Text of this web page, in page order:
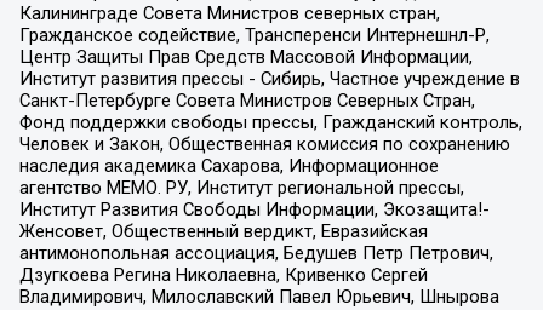
Калининграде Совета Министров северных стран,
Гражданское содействие, Трансперенси Интернешнл-Р,
Центр Защиты Прав Средств Массовой Информации,
Институт развития прессы - Сибирь, Частное учреждение в
Санкт-Петербурге Совета Министров Северных Стран,
Фонд поддержки свободы прессы, Гражданский контроль,
Человек и Закон, Общественная комиссия по сохранению
наследия академика Сахарова, Информационное
агентство МЕМО. РУ, Институт региональной прессы,
Институт Развития Свободы Информации, Экозащита!-
Женсовет, Общественный вердикт, Евразийская
антимонопольная ассоциация, Бедушев Петр Петрович,
Дзугкоева Регина Николаевна, Кривенко Сергей
Владимирович, Милославский Павел Юрьевич, Шнырова